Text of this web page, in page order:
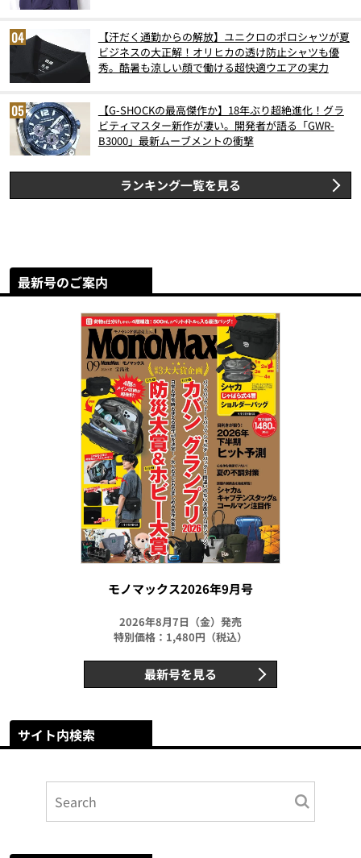
【汗だく通勤からの解放】ユニクロのポロシャツが夏
ビジネスの大正解！オリヒカの透け防止シャツも優
秀。酷暑も涼しい顔で働ける超快適ウエアの実力
【G-SHOCKの最高傑作か】18年ぶり超絶進化！グラ
ビティマスター新作が凄い。開発者が語る「GWR-
B3000」最新ムーブメントの衝撃
ランキング一覧を見る
最新号のご案内
モノマックス2026年9月号
2026年8月7日（金）発売
特別価格：1,480円（税込）
最新号を見る
サイト内検索